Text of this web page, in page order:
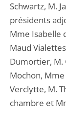
Schwartz, M.
présidents
Mme Isabelle
Maud
Dumortier, M.
Mochon, Mme
Verclytte, M.
chambre et